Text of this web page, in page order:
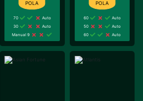
70
Auto
30
Auto
Manual 9
60
Auto
50
Auto
60
Auto